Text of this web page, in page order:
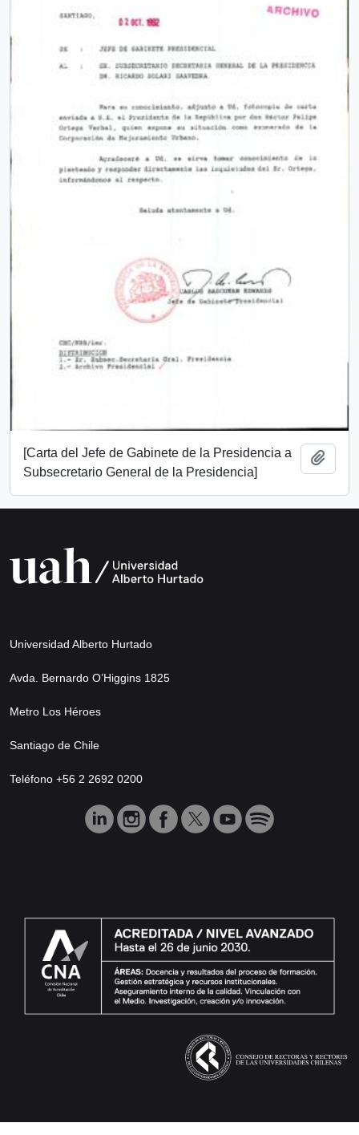
[Carta del Jefe de Gabinete de la Presidencia a
Subsecretario General de la Presidencia]
Universidad Alberto Hurtado
Avda. Bernardo O’Higgins 1825
Metro Los Héroes
Santiago de Chile
Teléfono +56 2 2692 0200